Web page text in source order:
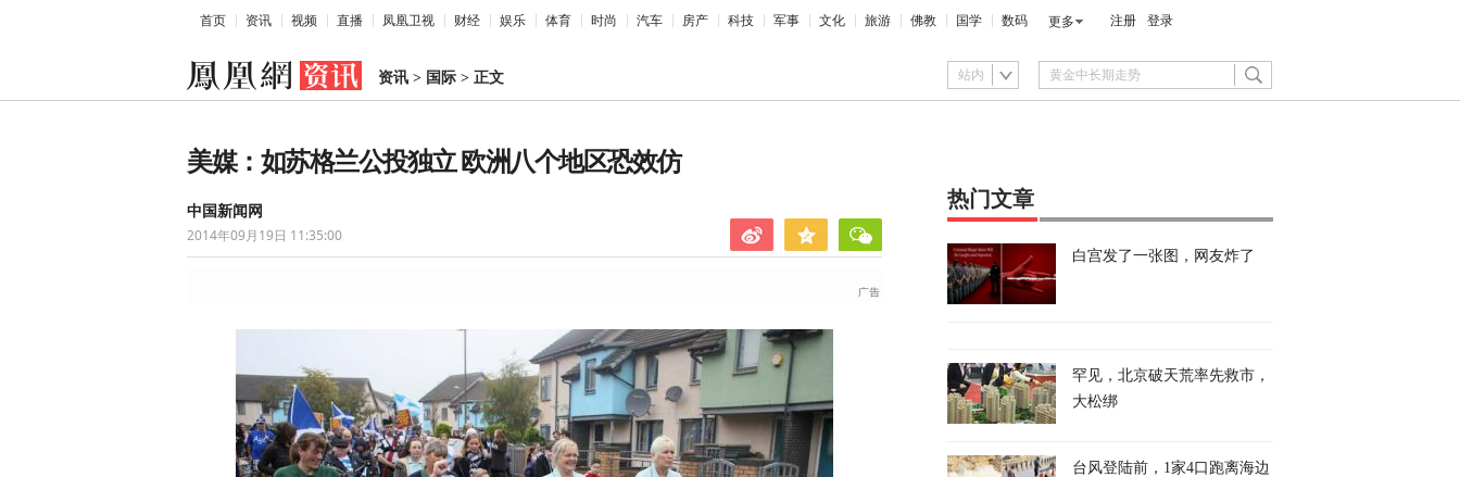
首页 资讯 视频 直播 凤凰卫视 财经 娱乐 体育 时尚 汽车 房产 科技 军事 文化 旅游 佛教 国学 数码 更多 注册 登录
资讯 > 国际 > 正文 站内
美媒：如苏格兰公投独立 欧洲八个地区恐效仿
中国新闻网
2014年09月19日 11:35:00
热门文章
白宫发了一张图，网友炸了
罕见，北京破天荒率先救市，
大松绑
台风登陆前，1家4口跑离海边